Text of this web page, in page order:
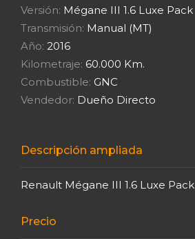
Versión: Mégane III 1.6 Luxe Pack
Transmisión: Manual (MT)
Año: 2016
Kilometraje: 60.000 Km.
Combustible: GNC
Vendedor: Dueño Directo
Descripción ampliada
Renault Mégane III 1.6 Luxe Pack
Precio